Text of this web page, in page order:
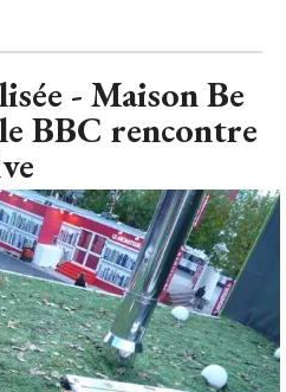
- Maison Be
BBC rencontre